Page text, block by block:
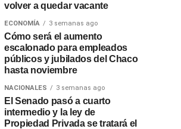
volver a quedar vacante
ECONOMÍA 3 semanas ago
Cómo será el aumento
escalonado para empleados
públicos y jubilados del Chaco
hasta noviembre
NACIONALES 3 semanas ago
El Senado pasó a cuarto
intermedio y la ley de
Propiedad Privada se tratará el